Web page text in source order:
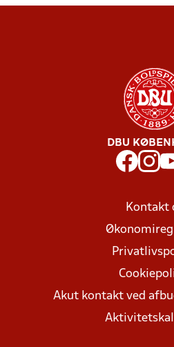
DBU
Kontakt
Akut kontakt ved